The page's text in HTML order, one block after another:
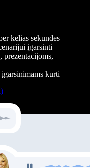
kelias sekundes
įgarsinti
prezentacijoms,
kurti